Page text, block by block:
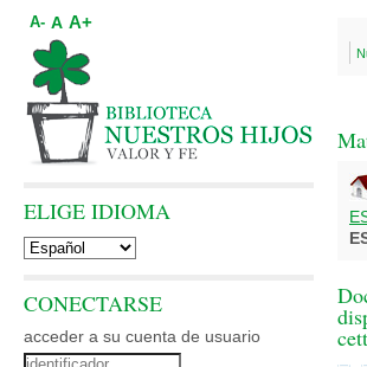
A- A A+
ELIGE IDIOMA
CONECTARSE
acceder a su cuenta de usuario